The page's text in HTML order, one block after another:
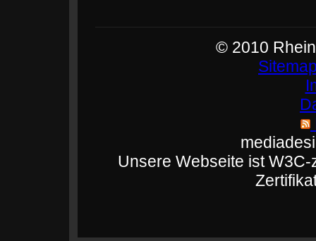
© 2010
Unsere Webseite ist